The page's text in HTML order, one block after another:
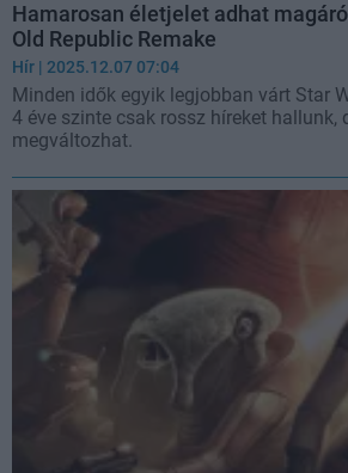
Hamarosan életjelet adhat
Old Republic Remake
Hír | 2025.12.07 07:04
Minden idők egyik legjobban várt Star
4 éve szinte csak rossz híreket hallunk,
megváltozhat.